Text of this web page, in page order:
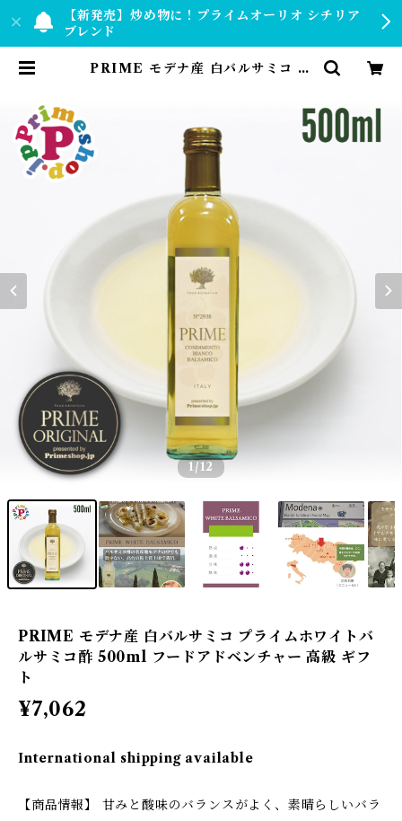
【新発売】炒め物に！プライムオーリオ シチリア
ブレンド
PRIME モデナ産 白バルサミコ プ
| 【公式】プライムショップ by PR
IMESHOP.JP
1/12
PRIME モデナ産 白バルサミコ プライムホワイトバ
ルサミコ酢 500ml フードアドベンチャー 高級 ギフ
ト
¥7,062
International shipping available
【商品情報】 甘みと酸味のバランスがよく、素晴らしいバラ